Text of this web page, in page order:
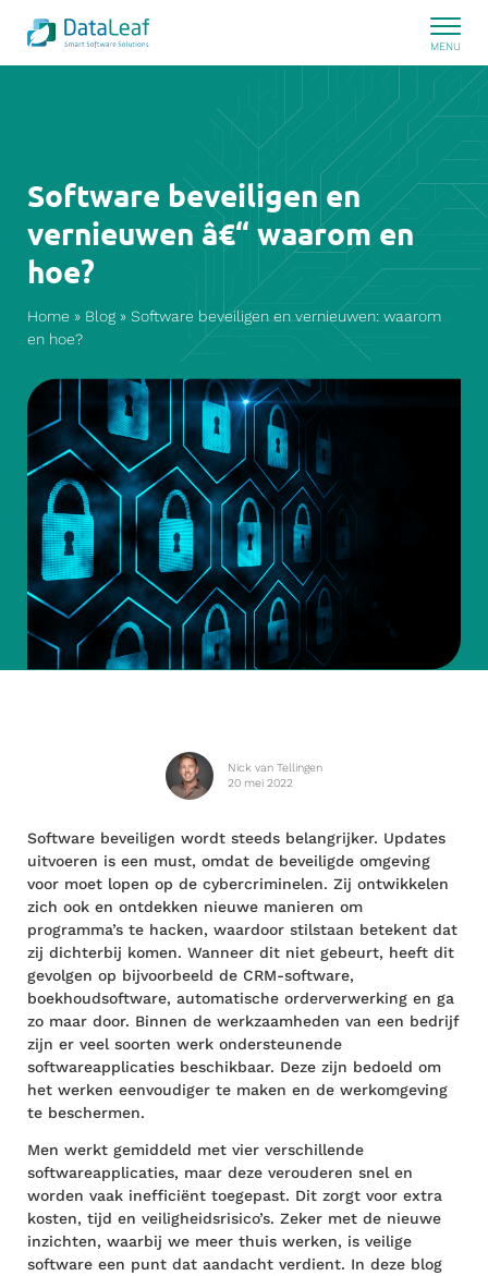
Software beveiligen en
vernieuwen â€“ waarom en
hoe?
Home » Blog »Software beveiligen en vernieuwen: waarom
en hoe?
Nick van Tellingen
20 mei 2022
Software beveiligen wordt steeds belangrijker. Updates
uitvoeren is een must, omdat de beveiligde omgeving
voor moet lopen op de cybercriminelen. Zij ontwikkelen
zich ook en ontdekken nieuwe manieren om
programma’s te hacken, waardoor stilstaan betekent dat
zij dichterbij komen. Wanneer dit niet gebeurt, heeft dit
gevolgen op bijvoorbeeld de CRM-software,
boekhoudsoftware, automatische orderverwerking en ga
zo maar door. Binnen de werkzaamheden van een bedrijf
zijn er veel soorten werk ondersteunende
softwareapplicaties beschikbaar. Deze zijn bedoeld om
het werken eenvoudiger te maken en de werkomgeving
te beschermen.
Men werkt gemiddeld met vier verschillende
softwareapplicaties, maar deze verouderen snel en
worden vaak inefficiënt toegepast. Dit zorgt voor extra
kosten, tijd en veiligheidsrisico’s. Zeker met de nieuwe
inzichten, waarbij we meer thuis werken, is veilige
software een punt dat aandacht verdient. In deze blog